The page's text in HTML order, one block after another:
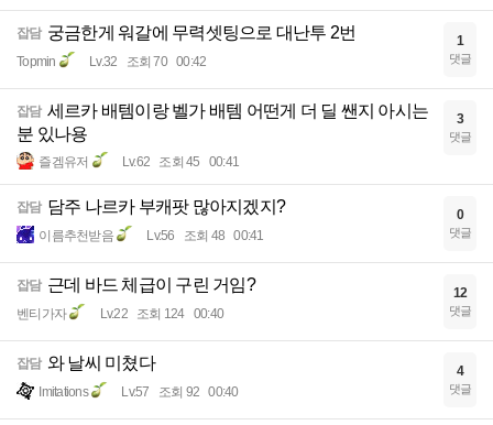
잡담 궁금한게 워갈에 무력셋팅으로 대난투 2번
Topmin Lv.32 조회 70 00:42
1
댓글
잡담 세르카 배템이랑 벨가 배템 어떤게 더 딜 쌘지 아시는
분 있나용
즐겜유저 Lv.62 조회 45 00:41
3
댓글
잡담 담주 나르카 부캐팟 많아지겠지?
이름추천받음 Lv.56 조회 48 00:41
0
댓글
잡담 근데 바드 체급이 구린 거임?
벤티가자 Lv.22 조회 124 00:40
12
댓글
잡담 와 날씨 미쳤다
Imitations Lv.57 조회 92 00:40
4
댓글